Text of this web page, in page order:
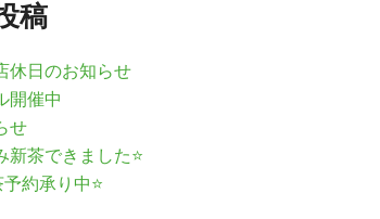
稿
休日のお知らせ
開催中
せ
新茶できました⭐
予約承り中⭐